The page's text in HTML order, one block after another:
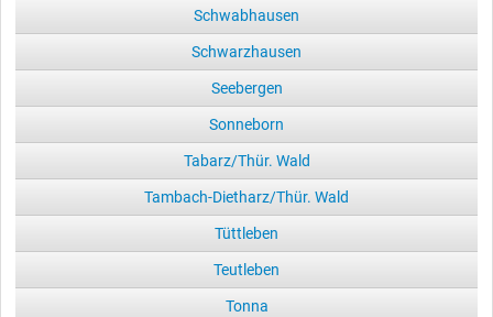
Schwabhausen
Schwarzhausen
Seebergen
Sonneborn
Tabarz/Thür. Wald
Tambach-Dietharz/Thür. Wald
Tüttleben
Teutleben
Tonna